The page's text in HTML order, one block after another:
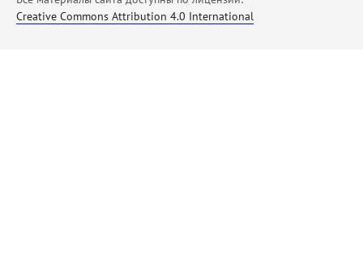
Creative Commons Attribution 4.0 International